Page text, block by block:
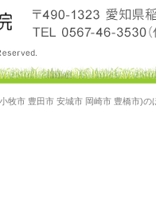
牧市 豊田市 安城市 岡崎市 豊橋市)